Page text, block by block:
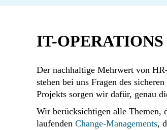
IT-OPERATIONS
Der nachhaltige Mehrwert von
stehen bei uns Fragen des
Projekts sorgen wir dafür, genau
Wir berücksichtigen alle Themen,
laufenden Change-Managements,